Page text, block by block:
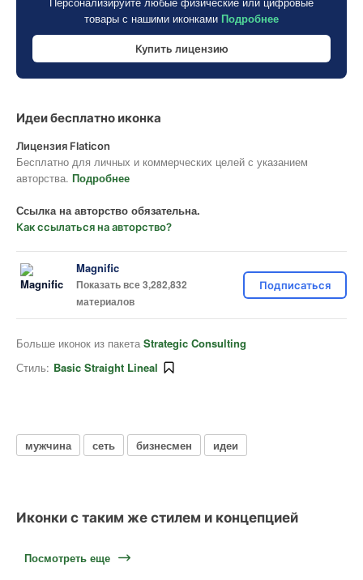
товары с нашими иконками Подробнее
Купить лицензию
Идеи бесплатно иконка
Лицензия Flaticon
Бесплатно для личных и коммерческих целей с указанием
авторства. Подробнее
Ссылка на авторство обязательна.
Как ссылаться на авторство?
Magnific
Показать все 3,282,832
материалов
Подписаться
Больше иконок из пакета Strategic Consulting
Стиль: Basic Straight Lineal
мужчина сеть бизнесмен идеи
Иконки с таким же стилем и концепцией
Посмотреть еще